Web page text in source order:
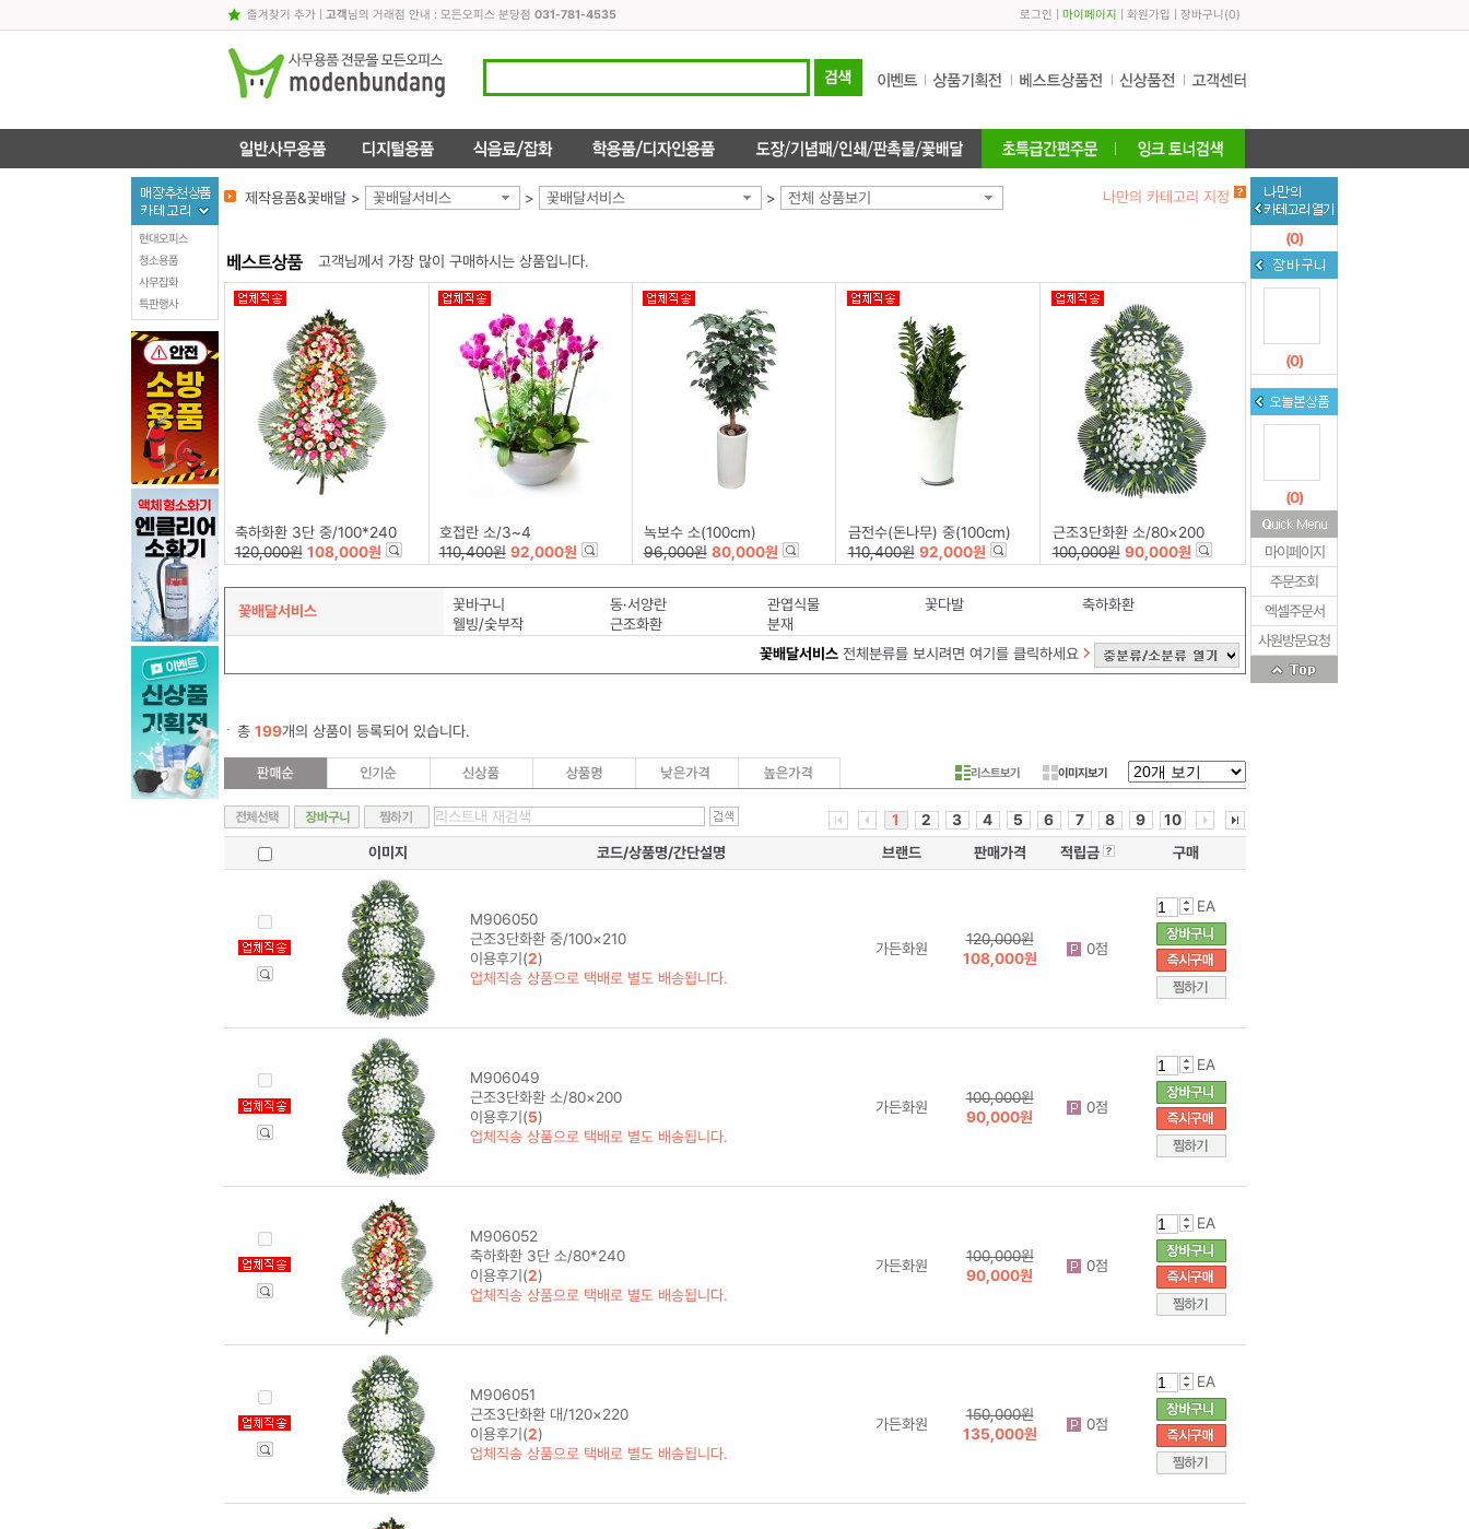
즐겨찾기 추가| 고객님의 거래점 안내 : 모든오피스 분당점 031-781-4535 로그인 마이페이지 회원가입 장바구니 (0)
제작용품&꽃배달 > 꽃배달서비스 > 꽃배달서비스 > 전체 상품보기 나만의 카테고리 지정
고객님께서 가장 많이 구매하시는 상품입니다.
축하화환 3단 중/100*240
120,000원 108,000원
호접란 소/3~4
110,400원 92,000원
녹보수 소(100cm)
96,000원 80,000원
금전수(돈나무) 중(100cm)
110,400원 92,000원
근조3단화환 소/80×200
100,000원 90,000원
꽃배달서비스 꽃바구니 동·서양란 관엽식물 꽃다발
축하화환
웰빙/숯부작
근조화환
분재
꽃배달서비스전체분류를 보시려면 여기를 클릭하세요
총 199개의 상품이 등록되어 있습니다.
리스트보기 이미지보기
1 2 3 4 5 6 7 8 9
10
이미지
코드/상품명/간단설명 브랜드 판매가격 적립금 구매
M906050
근조3단화환 중/100×210
이용후기(2)
업체직송 상품으로 택배로 별도 배송됩니다.
가든화원
120,000원
108,000원
0점
EA
M906049
근조3단화환 소/80×200
이용후기(5)
업체직송 상품으로 택배로 별도 배송됩니다.
가든화원
100,000원
90,000원
0점
EA
M906052
축하화환 3단 소/80*240
이용후기(2)
업체직송 상품으로 택배로 별도 배송됩니다.
가든화원
100,000원
90,000원
0점
EA
M906051
근조3단화환 대/120×220
이용후기(2)
업체직송 상품으로 택배로 별도 배송됩니다.
가든화원
150,000원
135,000원
0점
EA
현대오피스
청소용품
사무잡화
특판행사
(0)
(0)
(0)
마이페이지
주문조회
엑셀주문서
사원방문요청